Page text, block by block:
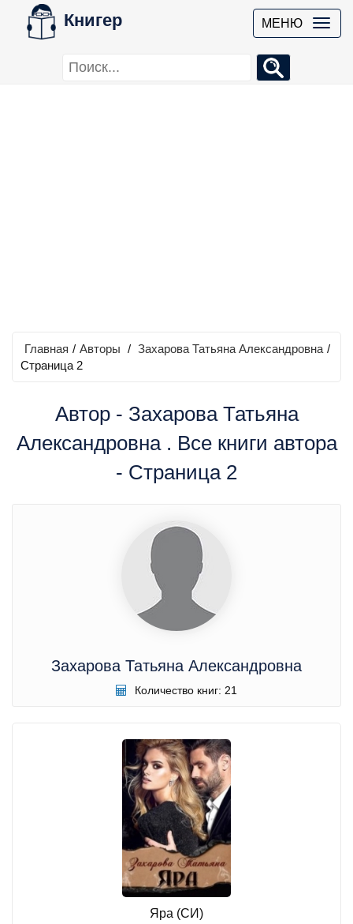
Книгер МЕНЮ
Главная / Авторы / Захарова Татьяна Александровна /
Страница 2
Автор - Захарова Татьяна
Александровна . Все книги автора
- Страница 2
Захарова Татьяна Александровна
Количество книг: 21
Яра (СИ)